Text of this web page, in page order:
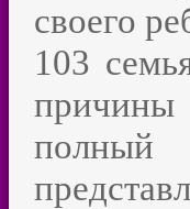
своего
103
причины
полный